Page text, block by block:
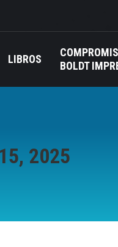
LIBROS
BOLDT
2025